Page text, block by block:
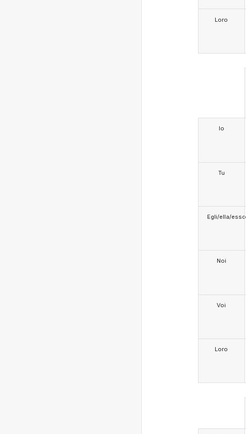
Loro
Io
Tu
Egli/ella/esso
Noi
Voi
Loro